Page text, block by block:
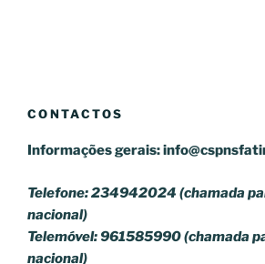
CONTACTOS
Informações gerais:
Telefone: 234942024 (chamada
nacional)
Telemóvel: 961585990 (chamada
nacional)